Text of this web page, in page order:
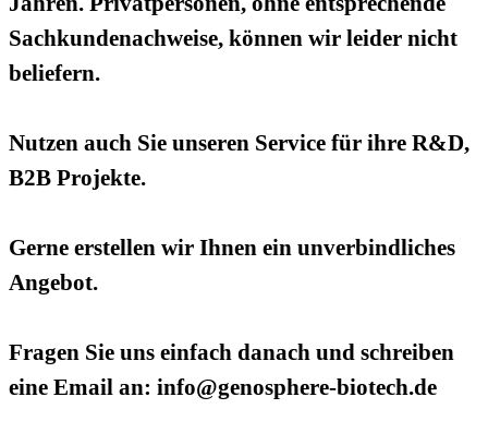
Sachkundenachweise, können wir leider nicht
beliefern.
Nutzen auch Sie unseren Service für ihre R&D,
B2B Projekte.
Gerne erstellen wir Ihnen ein unverbindliches
Angebot.
Fragen Sie uns einfach danach und schreiben
eine Email an: info@genosphere-biotech.de